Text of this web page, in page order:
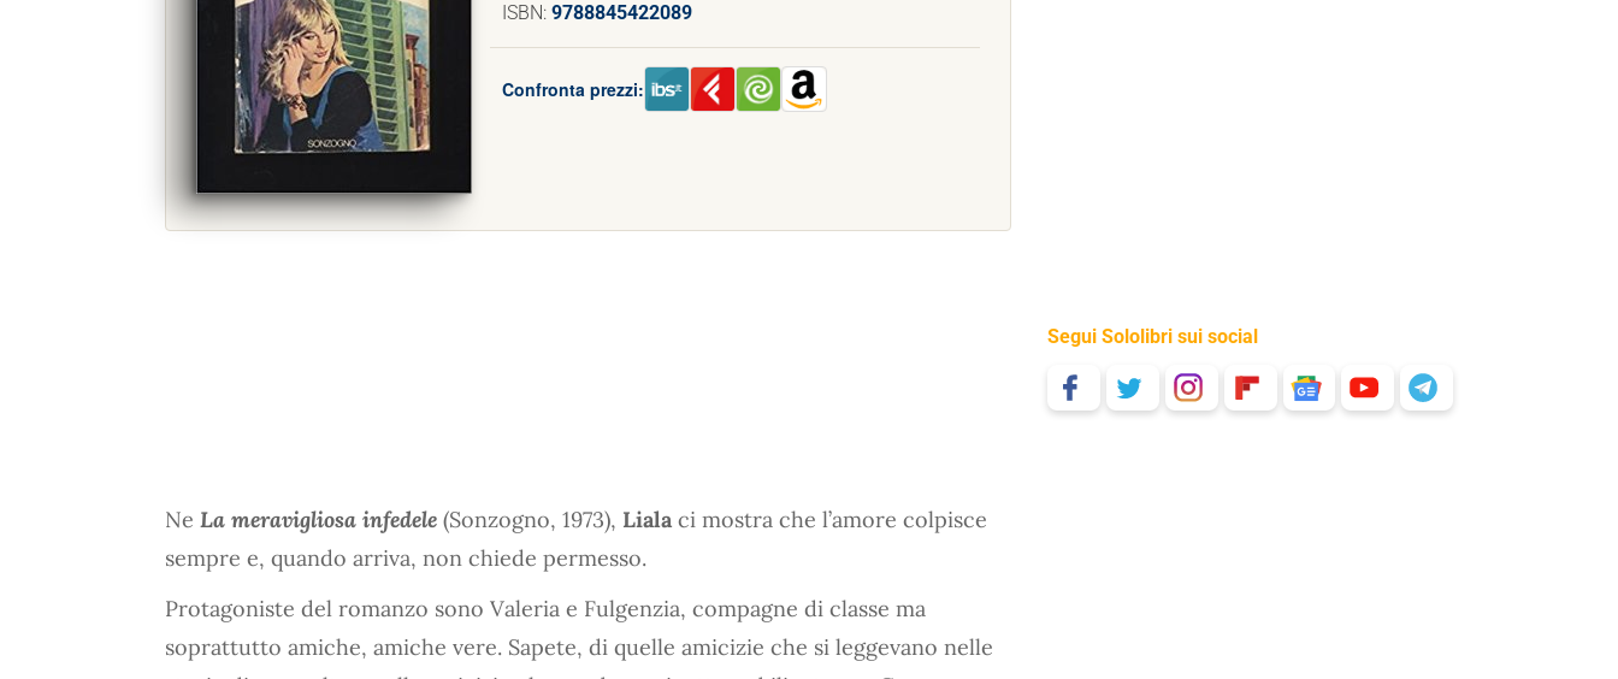
ISBN: 9788845422089
Confronta prezzi:
Ne La meravigliosa infedele (Sonzogno, 1973), Liala ci mostra che l’amore colpisce
sempre e, quando arriva, non chiede permesso.
Protagoniste del romanzo sono Valeria e Fulgenzia, compagne di classe ma
soprattutto amiche, amiche vere. Sapete, di quelle amicizie che si leggevano nelle
Segui Sololibri sui social